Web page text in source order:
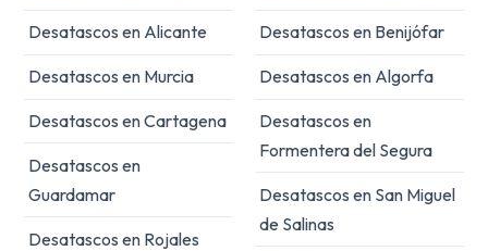
Desatascos en Alicante
Desatascos en Murcia
Desatascos en Cartagena
Desatascos en
Guardamar
Desatascos en Rojales
Desatascos en Benijófar
Desatascos en Algorfa
Desatascos en
Formentera del Segura
Desatascos en San Miguel
de Salinas